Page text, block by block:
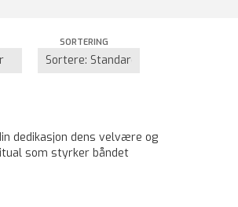
SORTERING
dedikasjon dens velvære og
som styrker båndet